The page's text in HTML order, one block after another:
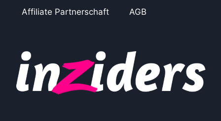
Affiliate Partnerschaft
AGB